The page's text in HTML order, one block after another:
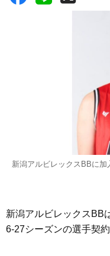
新潟アルビレックスBBに
新潟アルビレックスBB
6-27シーズンの選手契